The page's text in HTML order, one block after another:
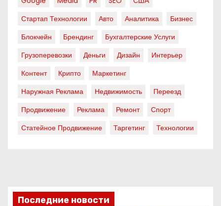
Стартап Технологии
Авто Аналитика
Бизнес
Блокчейн
Брендинг
Бухгалтерские Услуги
Грузоперевозки
Деньги Дизайн
Интерьер
Контент
Крипто
Маркетинг
Наружная Реклама
Недвижимость
Переезд
Продвижение
Реклама Ремонт
Спорт
Статейное Продвижение
Таргетинг Технологии
Последние новости